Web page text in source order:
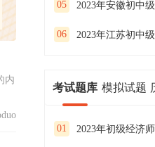
内
05
06
考试题库 模拟试题
01